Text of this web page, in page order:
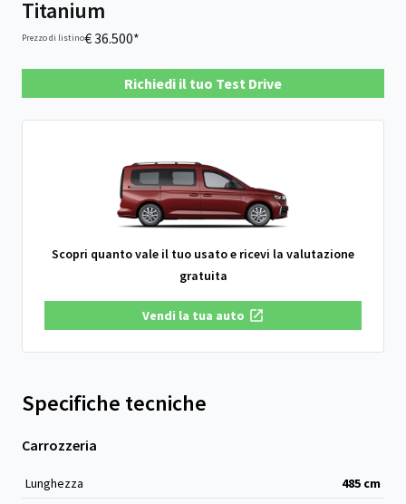
Titanium
Prezzo di listino€ 36.500*
Richiedi il tuo Test Drive
Scopri quanto vale il tuo usato e ricevi la valutazione
gratuita
Vendi la tua auto
Specifiche tecniche
Carrozzeria
Lunghezza 485 cm